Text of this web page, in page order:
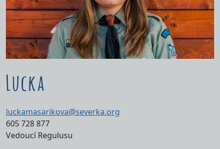
Lucka
luckamasarikova@severka.org
605 728 877
Vedoucí Regulusu